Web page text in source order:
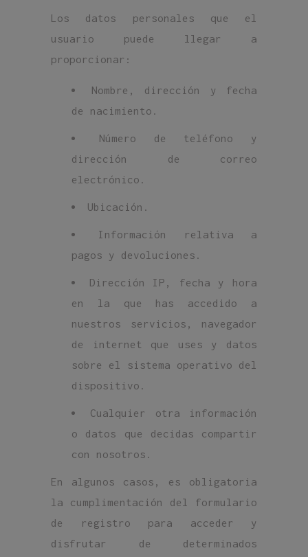
Los datos personales que el
usuario puede llegar a
proporcionar:
Nombre, dirección y fecha
de nacimiento.
Número de teléfono y
dirección de correo
electrónico.
Ubicación.
Información relativa a
pagos y devoluciones.
Dirección IP, fecha y hora
en la que has accedido a
nuestros servicios, navegador
de internet que uses y datos
sobre el sistema operativo del
dispositivo.
Cualquier otra información
o datos que decidas compartir
con nosotros.
En algunos casos, es obligatoria
la cumplimentación del formulario
de registro para acceder y
disfrutar de determinados